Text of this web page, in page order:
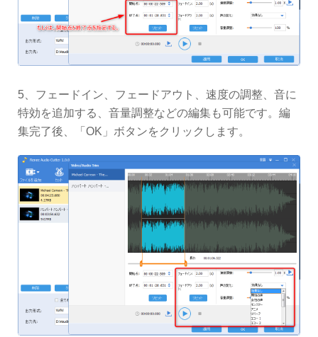
5、フェードイン、フェードアウト、速度の調整、音に
特効を追加する、音量調整などの編集も可能です。編
集完了後、「OK」ボタンをクリックします。